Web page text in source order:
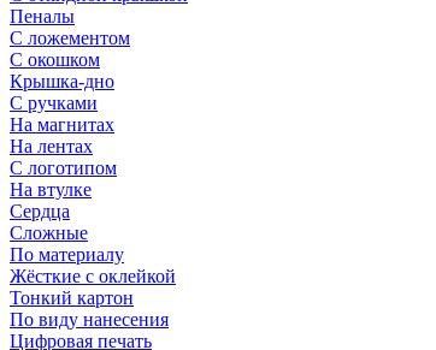
Пеналы
С ложементом
С окошком
Крышка-дно
С ручками
На магнитах
На лентах
С логотипом
На втулке
Сердца
Сложные
По материалу
Жёсткие с оклейкой
Тонкий картон
По виду нанесения
Цифровая печать